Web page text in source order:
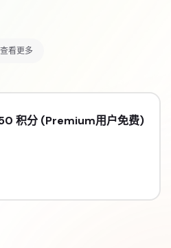
查看更多
积分 (Premium用户免费)